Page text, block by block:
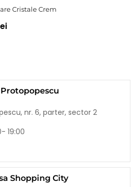
Cristale Crem
nr. 6, parter, sector 2
19:00
Shopping City